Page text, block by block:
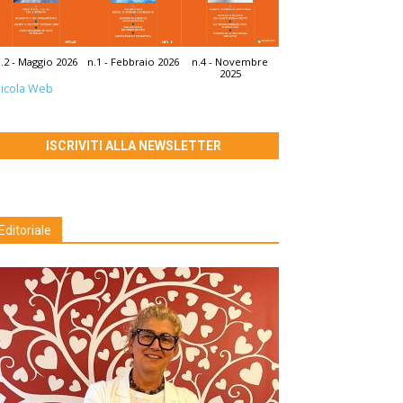
- Maggio 2026 n.1 - Febbraio 2026
n.4 - Novembre
2025
Web
ISCRIVITI ALLA NEWSLETTER